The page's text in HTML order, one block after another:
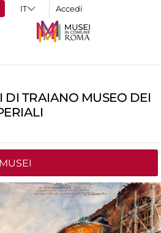
Accedi
DI TRAIANO MUSEO DEI